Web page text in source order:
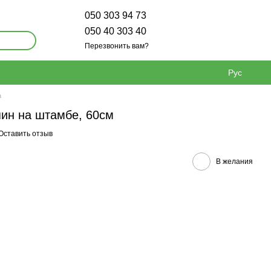
050 303 94 73
050 40 303 40
Перезвонить вам?
Рус
на штамбе, 60см
отзыв
В желания